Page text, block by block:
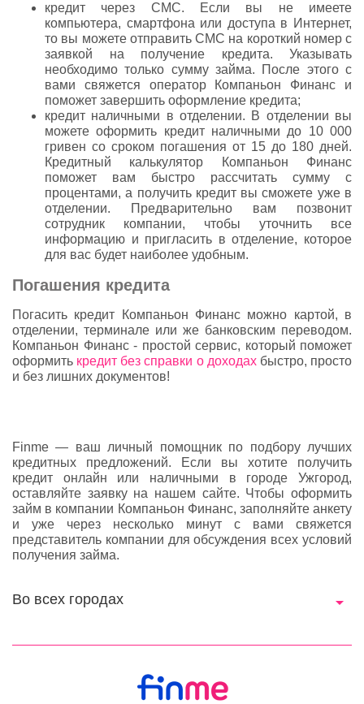
кредит через СМС. Если вы не имеете
компьютера, смартфона или доступа в Интернет,
то вы можете отправить СМС на короткий номер с
заявкой на получение кредита. Указывать
необходимо только сумму займа. После этого с
вами свяжется оператор Компаньон Финанс и
поможет завершить оформление кредита;
кредит наличными в отделении. В отделении вы
можете оформить кредит наличными до 10 000
гривен со сроком погашения от 15 до 180 дней.
Кредитный калькулятор Компаньон Финанс
поможет вам быстро рассчитать сумму с
процентами, а получить кредит вы сможете уже в
отделении. Предварительно вам позвонит
сотрудник компании, чтобы уточнить все
информацию и пригласить в отделение, которое
для вас будет наиболее удобным.
Погашения кредита
Погасить кредит Компаньон Финанс можно картой, в
отделении, терминале или же банковским переводом.
Компаньон Финанс - простой сервис, который поможет
оформить кредит без справки о доходахбыстро, просто
и без лишних документов!
Finme — ваш личный помощник по подбору лучших
кредитных предложений. Если вы хотите получить
кредит онлайн или наличными в городе Ужгород,
оставляйте заявку на нашем сайте. Чтобы оформить
займ в компании Компаньон Финанс, заполняйте анкету
и уже через несколько минут с вами свяжется
представитель компании для обсуждения всех условий
получения займа.
Во всех городах